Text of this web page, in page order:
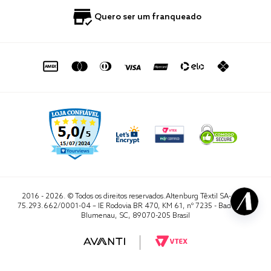
Política de Privacidade
0800 729 1588
sac@altenburg.com.br
Quero ser um franqueado
2016 - 2026. © Todos os direitos reservados.Altenburg Têxtil SA- CNPJ
75.293.662/0001-04 – IE Rodovia BR 470, KM 61, nº 7235 - Badenfurt,
Blumenau, SC, 89070-205 Brasil